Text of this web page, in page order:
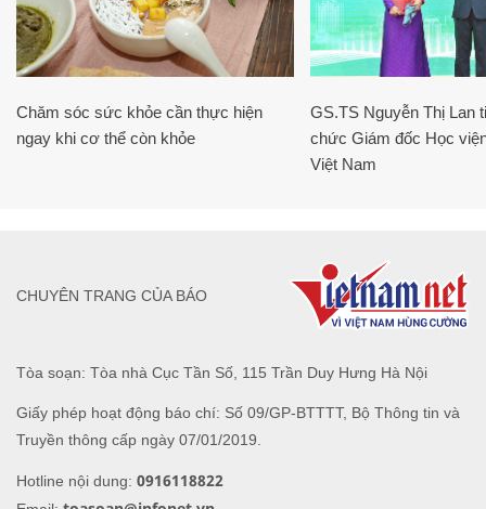
Chăm sóc sức khỏe cần thực hiện
ngay khi cơ thể còn khỏe
GS.TS Nguyễn Thị Lan
chức Giám đốc Học
Việt Nam
Tòa soạn: Tòa nhà Cục Tần Số, 115 Trần Duy Hưng Hà Nội
Giấy phép hoạt động báo chí: Số 09/GP-BTTTT, Bộ Thông tin và
Truyền thông cấp ngày 07/01/2019.
Hotline nội dung: 0916118822
CHUYÊN TRANG CỦA BÁO